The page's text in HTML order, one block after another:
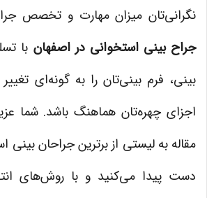
نگرانی‌تان میزان مهارت و تخصص
جراح بینی استخوانی در اصفهان با
بینی، فرم بینی‌تان را به گونه‌ای
اجزای چهره‌تان هماهنگ باشد. شما
مقاله به لیستی از برترین جراحان بینی
دست پیدا می‌کنید و با روش‌های